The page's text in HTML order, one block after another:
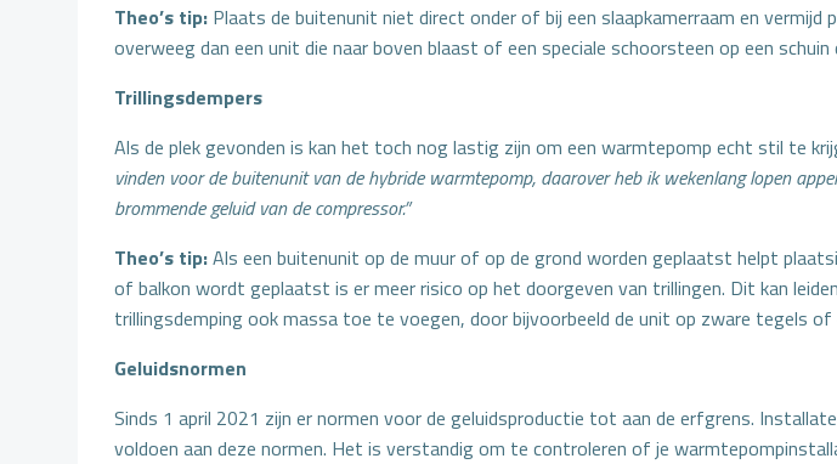
Theo’s tip: Plaats de buitenunit niet direct onder of bij een slaapkamerraam en
overweeg dan een unit die naar boven blaast of een speciale schoorsteen op een schuin
Trillingsdempers
Als de plek gevonden is kan het toch nog lastig zijn om een warmtepomp echt stil te
vinden voor de buitenunit van de hybride warmtepomp, daarover heb ik wekenlang lopen
brommende geluid van de compressor.”
Theo’s tip:Als een buitenunit op de muur of op de grond worden geplaatst helpt
of balkon wordt geplaatst is er meer risico op het doorgeven van trillingen. Dit kan
trillingsdemping ook massa toe te voegen, door bijvoorbeeld de unit op zware tegels
Geluidsnormen
Sinds 1 april 2021 zijn er normen voor de geluidsproductie tot aan de erfgrens.
voldoen aan deze normen. Het is verstandig om te controleren of je